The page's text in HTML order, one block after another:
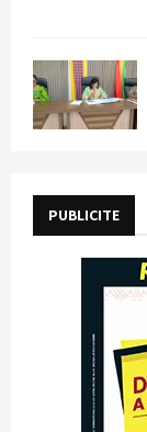
PUBLICITE